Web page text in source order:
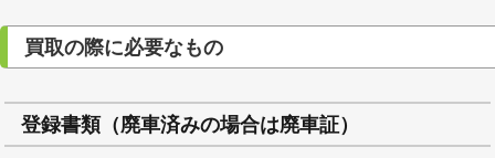
買取の際に必要なもの
登録書類（廃車済みの場合は廃車証）